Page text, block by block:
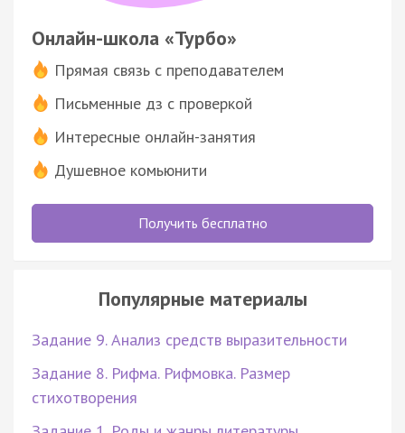
Онлайн-школа «Турбо»
Прямая связь с преподавателем
Письменные дз с проверкой
Интересные онлайн-занятия
Душевное комьюнити
Получить бесплатно
Популярные материалы
Задание 9. Анализ средств выразительности
Задание 8. Рифма. Рифмовка. Размер
стихотворения